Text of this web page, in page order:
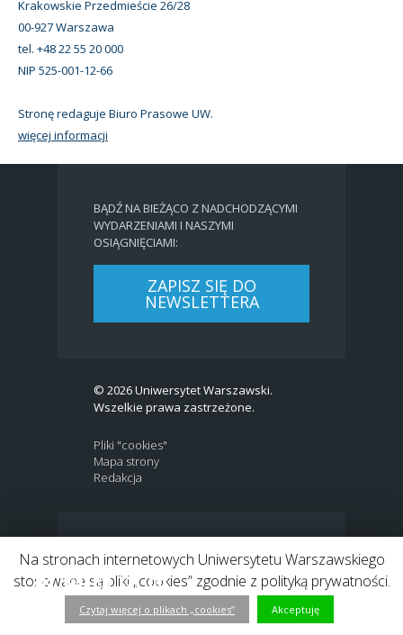
Krakowskie Przedmieście 26/28
00-927 Warszawa
tel. +48 22 55 20 000
NIP 525-001-12-66
Stronę redaguje Biuro Prasowe UW.
więcej informacji
BĄDŹ NA BIEŻĄCO Z NADCHODZĄCYMI
WYDARZENIAMI I NASZYMI
OSIĄGNIĘCIAMI:
ZAPISZ SIĘ DO
NEWSLETTERA
© 2026 Uniwersytet Warszawski.
Wszelkie prawa zastrzeżone.
Pliki "cookies"
Mapa strony
Redakcja
Link do profilu Facebook
Link to Twitter profile
Link do kanału Youtube
Link do profilu Instagram
Link do profilu LinkedIn
Na stronach internetowych Uniwersytetu Warszawskiego
stosowane są pliki „cookies” zgodnie z polityką prywatności.
Czytaj więcej o plikach „cookies” Akceptuję